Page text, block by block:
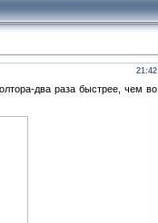
21:42
два раза быстрее, чем во